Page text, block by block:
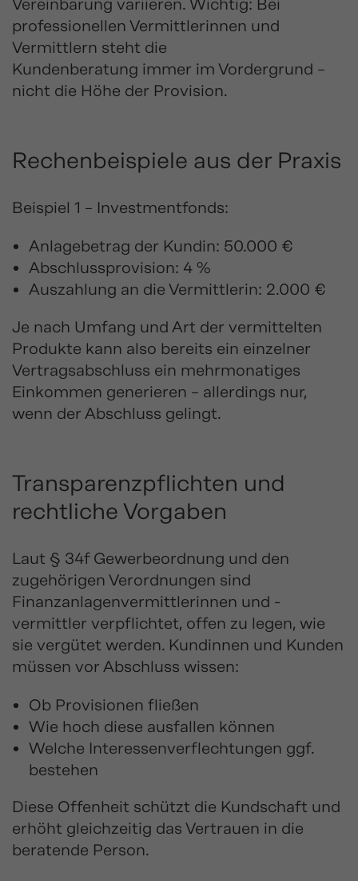
Vereinbarung variieren. Wichtig: Bei
professionellen Vermittlerinnen und
Vermittlern steht die
Kundenberatung immer im Vordergrund –
nicht die Höhe der Provision.
Rechenbeispiele aus der Praxis
Beispiel 1 – Investmentfonds:
Anlagebetrag der Kundin: 50.000 €
Abschlussprovision: 4 %
Auszahlung an die Vermittlerin: 2.000 €
Je nach Umfang und Art der vermittelten
Produkte kann also bereits ein einzelner
Vertragsabschluss ein mehrmonatiges
Einkommen generieren – allerdings nur,
wenn der Abschluss gelingt.
Transparenzpflichten und
rechtliche Vorgaben
Laut § 34f Gewerbeordnung und den
zugehörigen Verordnungen sind
Finanzanlagenvermittlerinnen und -
vermittler verpflichtet, offen zu legen, wie
sie vergütet werden. Kundinnen und Kunden
müssen vor Abschluss wissen:
Ob Provisionen fließen
Wie hoch diese ausfallen können
Welche Interessenverflechtungen ggf.
bestehen
Diese Offenheit schützt die Kundschaft und
erhöht gleichzeitig das Vertrauen in die
beratende Person.